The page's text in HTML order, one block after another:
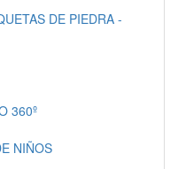
DE PIEDRA -
360º
NIÑOS